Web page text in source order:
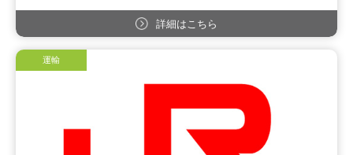
詳細はこちら
運輸